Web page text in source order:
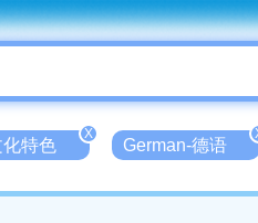
特色
X
German-德语